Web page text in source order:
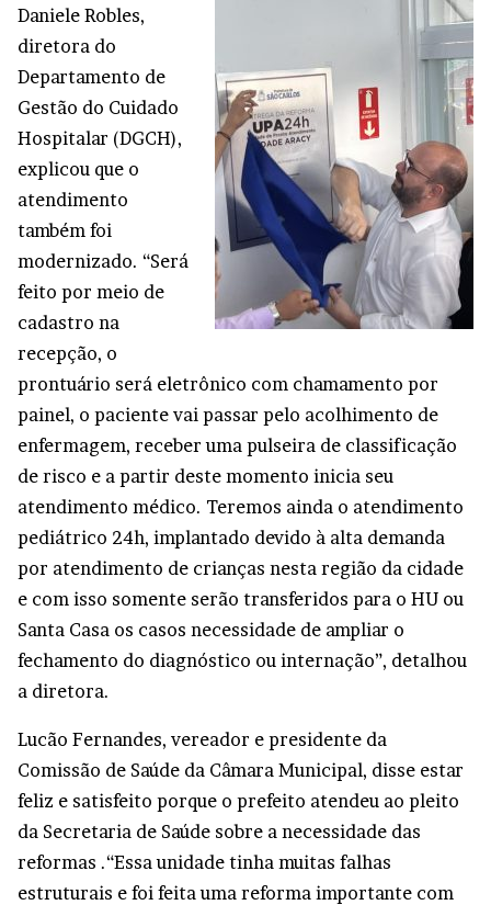
Daniele Robles,
diretora do
Departamento de
Gestão do Cuidado
Hospitalar (DGCH),
explicou que o
atendimento
também foi
modernizado. “Será
feito por meio de
cadastro na
recepção, o
prontuário será eletrônico com chamamento por
painel, o paciente vai passar pelo acolhimento de
enfermagem, receber uma pulseira de classificação
de risco e a partir deste momento inicia seu
atendimento médico. Teremos ainda o atendimento
pediátrico 24h, implantado devido à alta demanda
por atendimento de crianças nesta região da cidade
e com isso somente serão transferidos para o HU ou
Santa Casa os casos necessidade de ampliar o
fechamento do diagnóstico ou internação”, detalhou
a diretora.
Lucão Fernandes, vereador e presidente da
Comissão de Saúde da Câmara Municipal, disse estar
feliz e satisfeito porque o prefeito atendeu ao pleito
da Secretaria de Saúde sobre a necessidade das
reformas .“Essa unidade tinha muitas falhas
estruturais e foi feita uma reforma importante com